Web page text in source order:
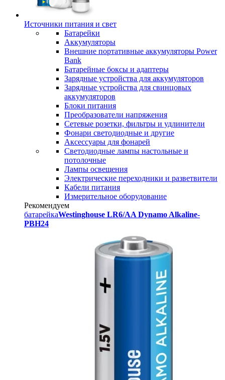
Источники питания и свет
Батарейки
Аккумуляторы
Внешние портативные аккумуляторы Power
Bank
Батарейные боксы и адаптеры
Зарядные устройства для аккумуляторов
Зарядные устройства для свинцовых
аккумуляторов
Блоки питания
Преобразователи напряжения
Сетевые розетки, фильтры и удлинители
Фонари светодиодные и другие
Аксессуары для фонарей
Светодиодные лампы настольные и
потолочные
Лампы освещения
Электрические переходники и разветвители
Кабели питания
Измерительное оборудование
Рекомендуем
батарейкаWestinghouse LR6/AA Dynamo Alkaline-
PBH24